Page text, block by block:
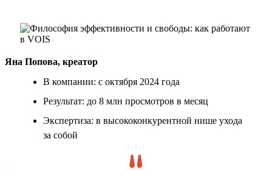
Яна Попова, креатор
В компании: с октября 2024 года
Результат: до 8 млн просмотров в месяц
Экспертиза: в высококонкурентной нише ухода
за собой